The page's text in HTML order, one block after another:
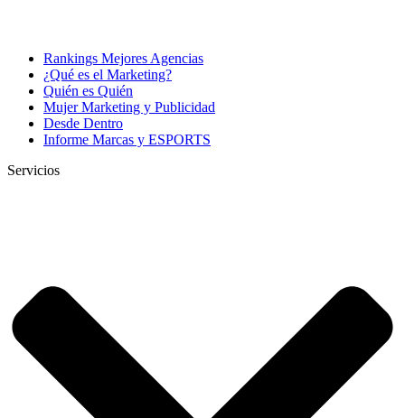
Rankings Mejores Agencias
¿Qué es el Marketing?
Quién es Quién
Mujer Marketing y Publicidad
Desde Dentro
Informe Marcas y ESPORTS
Servicios